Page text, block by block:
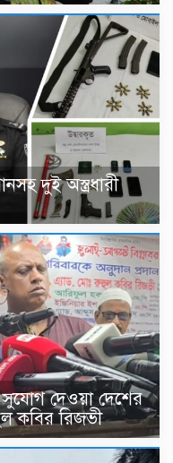
দুই অস্ত্রধারী
দেওয়া দেশের
কবির রিজভী